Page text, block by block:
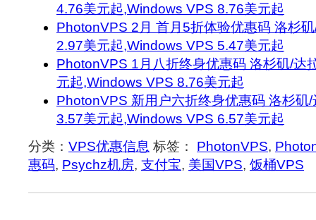
4.76美元起,Windows VPS 8.76美元起
PhotonVPS 2月 首月5折体验优惠码 洛杉
2.97美元起,Windows VPS 5.47美元起
PhotonVPS 1月八折终身优惠码 洛杉矶/达
元起,Windows VPS 8.76美元起
PhotonVPS 新用户六折终身优惠码 洛杉矶
3.57美元起,Windows VPS 6.57美元起
分类： VPS优惠信息 标签： PhotonVPS,
惠码, Psychz机房, 支付宝, 美国VPS, 饭桶VPS